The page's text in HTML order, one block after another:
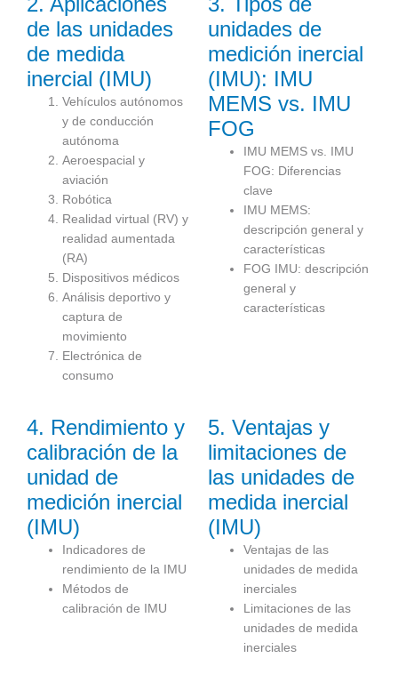
de las unidades
de medida
inercial (IMU)
Vehículos autónomos
y de conducción
autónoma
Aeroespacial y
aviación
Robótica
Realidad virtual (RV) y
realidad aumentada
(RA)
Dispositivos médicos
Análisis deportivo y
captura de
movimiento
Electrónica de
consumo
unidades de
medición inercial
(IMU): IMU
MEMS vs. IMU
FOG
IMU MEMS vs. IMU
FOG: Diferencias
clave
IMU MEMS:
descripción general y
características
FOG IMU: descripción
general y
características
4. Rendimiento y
calibración de la
unidad de
medición inercial
(IMU)
Indicadores de
rendimiento de la IMU
Métodos de
calibración de IMU
5. Ventajas y
limitaciones de
las unidades de
medida inercial
(IMU)
Ventajas de las
unidades de medida
inerciales
Limitaciones de las
unidades de medida
inerciales